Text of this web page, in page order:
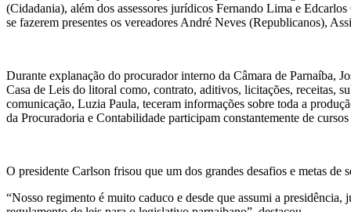
(Cidadania), além dos assessores jurídicos Fernando Lima e
se fazerem presentes os vereadores André Neves (Republicanos),
Durante explanação do procurador interno da Câmara de Parnaíba,
Casa de Leis do litoral como, contrato, aditivos, licitações, receitas,
comunicação, Luzia Paula, teceram informações sobre toda a
da Procuradoria e Contabilidade participam constantemente de
O presidente Carlson frisou que um dos grandes desafios e metas
“Nosso regimento é muito caduco e desde que assumi a